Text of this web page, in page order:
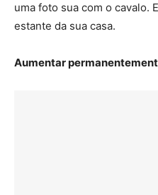
uma foto sua com o cavalo.
estante da sua casa.
Aumentar